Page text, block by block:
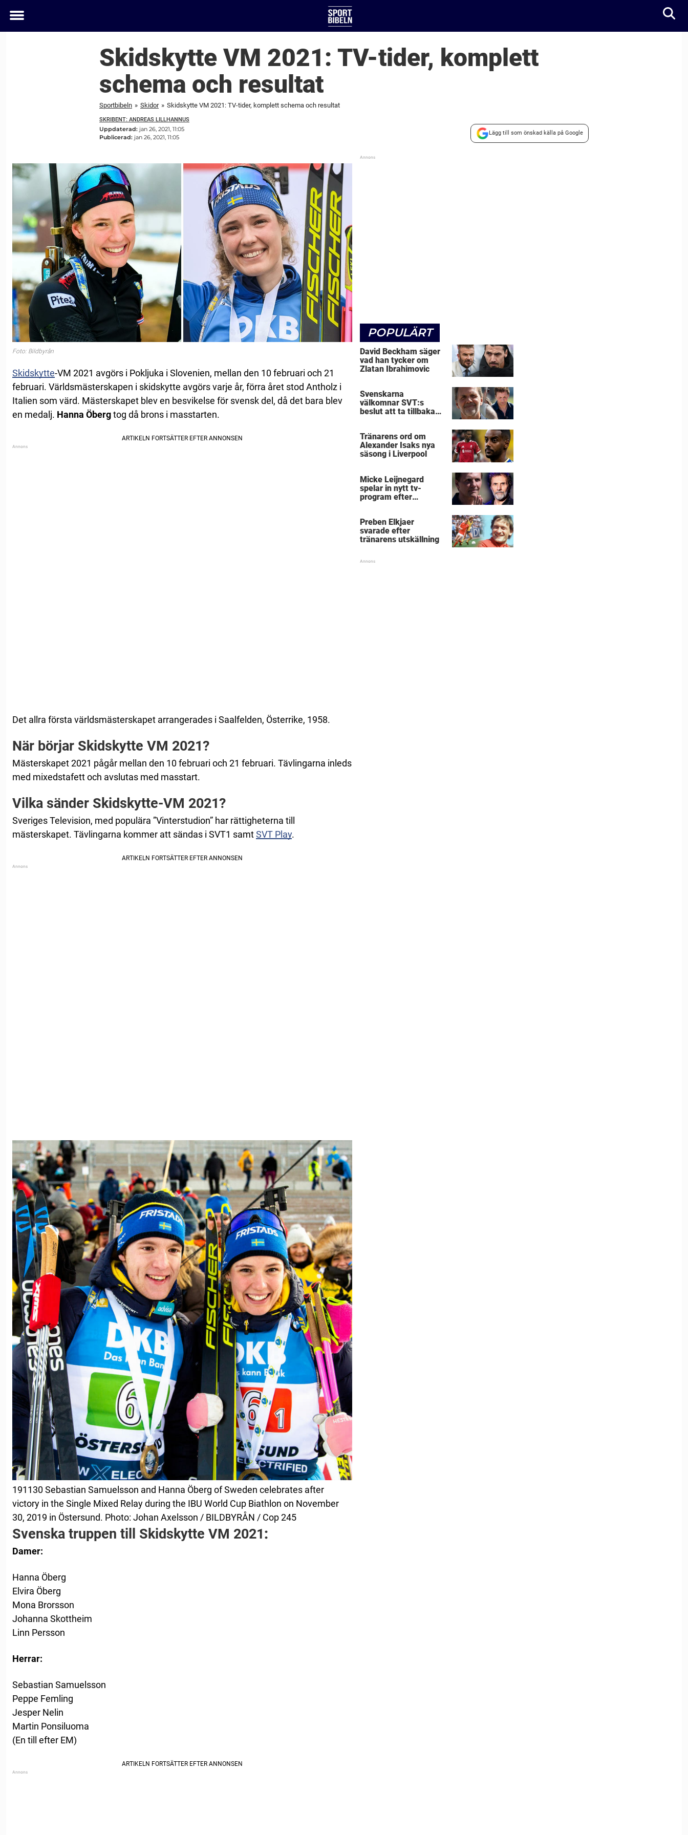
Toggle
Skidskytte VM 2021: TV-tider, komplett
schema och resultat
Sportbibeln » Skidor » Skidskytte VM 2021: TV-tider, komplett schema och resultat
SKRIBENT: ANDREAS LILLHANNUS
Uppdaterad: jan 26, 2021, 11:05
Publicerad: jan 26, 2021, 11:05
Lägg till som önskad källa på Google
Foto: Bildbyrån
Skidskytte-VM 2021 avgörs i Pokljuka i Slovenien, mellan den 10 februari och 21
februari. Världsmästerskapen i skidskytte avgörs varje år, förra året stod Antholz i
Italien som värd. Mästerskapet blev en besvikelse för svensk del, då det bara blev
en medalj. Hanna Öbergtog då brons i masstarten.
Det allra första världsmästerskapet arrangerades i Saalfelden, Österrike, 1958.
När börjar Skidskytte VM 2021?
Mästerskapet 2021 pågår mellan den 10 februari och 21 februari. Tävlingarna inleds
med mixedstafett och avslutas med masstart.
Vilka sänder Skidskytte-VM 2021?
Sveriges Television, med populära ”Vinterstudion” har rättigheterna till
mästerskapet. Tävlingarna kommer att sändas i SVT1 samtSVT Play.
191130 Sebastian Samuelsson and Hanna Öberg of Sweden celebrates after
victory in the Single Mixed Relay during the IBU World Cup Biathlon on November
30, 2019 in Östersund. Photo: Johan Axelsson / BILDBYRÅN / Cop 245
Svenska truppen till Skidskytte VM 2021:
Damer:
Hanna Öberg
Elvira Öberg
Mona Brorsson
Johanna Skottheim
Linn Persson
Herrar:
Sebastian Samuelsson
Peppe Femling
Jesper Nelin
Martin Ponsiluoma
(En till efter EM)
POPULÄRT
David Beckham säger
vad han tycker om
Zlatan Ibrahimovic
Svenskarna
välkomnar SVT:s
beslut att ta tillbaka
Tränarens ord om
Alexander Isaks nya
säsong i Liverpool
Micke Leijnegard
spelar in nytt tv-
program efter
Preben Elkjaer
svarade efter
tränarens utskällning